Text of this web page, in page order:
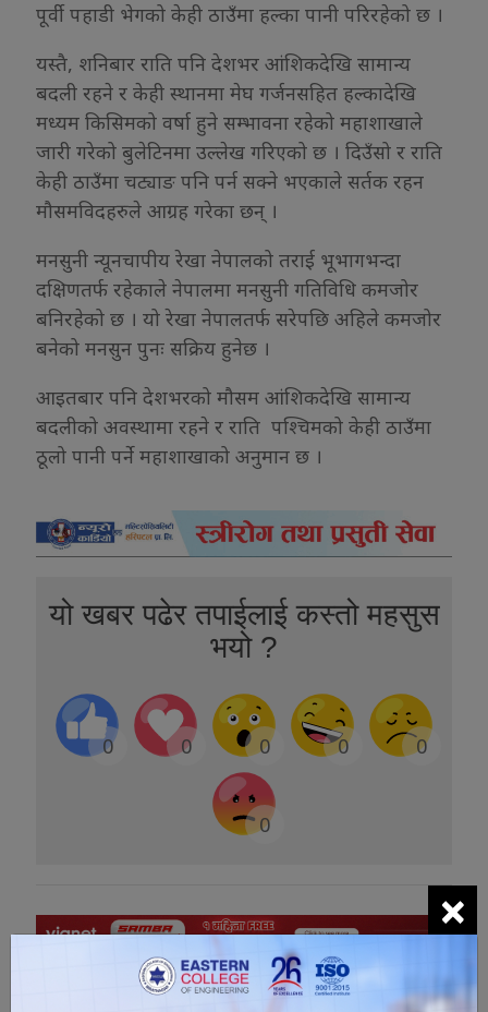
पूर्वी पहाडी भेगको केही ठाउँमा हल्का पानी परिरहेको छ ।
यस्तै, शनिबार राति पनि देशभर आंशिकदेखि सामान्य
बदली रहने र केही स्थानमा मेघ गर्जनसहित हल्कादेखि
मध्यम किसिमको वर्षा हुने सम्भावना रहेको महाशाखाले
जारी गरेको बुलेटिनमा उल्लेख गरिएको छ । दिउँसो र राति
केही ठाउँमा चट्याङ पनि पर्न सक्ने भएकाले सर्तक रहन
मौसमविदहरुले आग्रह गरेका छन् ।
मनसुनी न्यूनचापीय रेखा नेपालको तराई भूभागभन्दा
दक्षिणतर्फ रहेकाले नेपालमा मनसुनी गतिविधि कमजोर
बनिरहेको छ । यो रेखा नेपालतर्फ सरेपछि अहिले कमजोर
बनेको मनसुन पुनः सक्रिय हुनेछ ।
आइतबार पनि देशभरको मौसम आंशिकदेखि सामान्य
बदलीको अवस्थामा रहने र राति पश्चिमको केही ठाउँमा
ठूलो पानी पर्ने महाशाखाको अनुमान छ ।
यो खबर पढेर तपाईलाई कस्तो महसुस
भयो ?
0 0 0 0 0
0
×